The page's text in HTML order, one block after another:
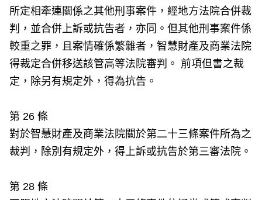
所定相牽連關係之其他刑事案件，經地方法院合併裁
判，並合併上訴或抗告者，亦同。但其他刑事案件係
較重之罪，且案情確係繁雜者，智慧財產及商業法院
得裁定合併移送該管高等法院審判。 前項但書之裁
定，除另有規定外，得為抗告。
第 26 條
對於智慧財產及商業法院關於第二十三條案件所為之
裁判，除別有規定外，得上訴或抗告於第三審法院。
第 28 條